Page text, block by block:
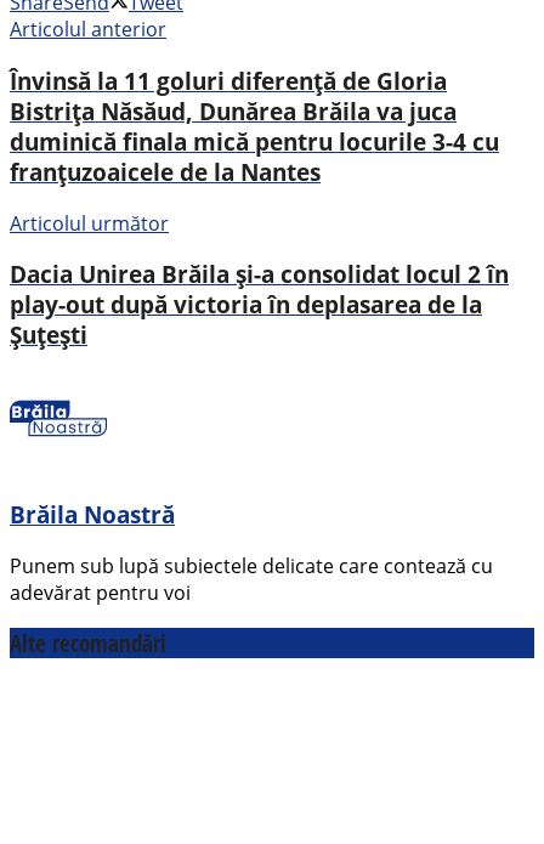
Articolul anterior
Învinsă la 11 goluri diferență de Gloria
Bistrița Năsăud, Dunărea Brăila va juca
duminică finala mică pentru locurile 3-4 cu
franțuzoaicele de la Nantes
Articolul următor
Dacia Unirea Brăila și-a consolidat locul 2 în
play-out după victoria în deplasarea de la
Șuțești
Brăila Noastră
Punem sub lupă subiectele delicate care contează cu
adevărat pentru voi
Alte recomandări